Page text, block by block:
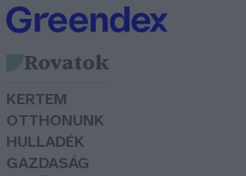
Rovatok
KERTEM
OTTHONUNK
HULLADÉK
GAZDASÁG